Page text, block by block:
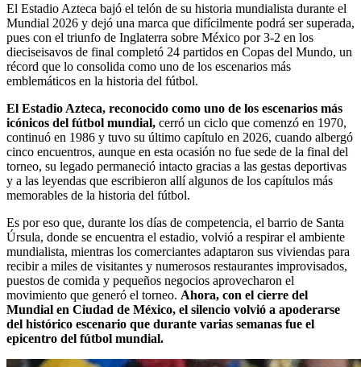
El Estadio Azteca bajó el telón de su historia mundialista durante el
Mundial 2026 y dejó una marca que difícilmente podrá ser superada,
pues con el triunfo de Inglaterra sobre México por 3-2 en los
dieciseisavos de final completó 24 partidos en Copas del Mundo, un
récord que lo consolida como uno de los escenarios más
emblemáticos en la historia del fútbol.
El Estadio Azteca, reconocido como uno de los escenarios más
icónicos del fútbol mundial, cerró un ciclo que comenzó en 1970,
continuó en 1986 y tuvo su último capítulo en 2026, cuando albergó
cinco encuentros, aunque en esta ocasión no fue sede de la final del
torneo, su legado permaneció intacto gracias a las gestas deportivas
y a las leyendas que escribieron allí algunos de los capítulos más
memorables de la historia del fútbol.
Es por eso que, durante los días de competencia, el barrio de Santa
Úrsula, donde se encuentra el estadio, volvió a respirar el ambiente
mundialista, mientras los comerciantes adaptaron sus viviendas para
recibir a miles de visitantes y numerosos restaurantes improvisados,
puestos de comida y pequeños negocios aprovecharon el
movimiento que generó el torneo. Ahora, con el cierre del
Mundial en Ciudad de México, el silencio volvió a apoderarse
del histórico escenario que durante varias semanas fue el
epicentro del fútbol mundial.